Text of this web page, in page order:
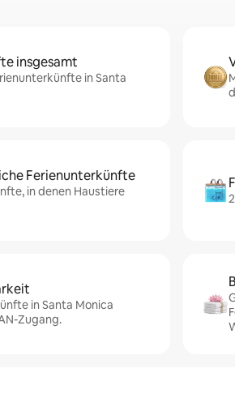
insgesamt
in Santa
Ferienunterkünfte
in denen Haustiere
in Santa Monica
Zugang.